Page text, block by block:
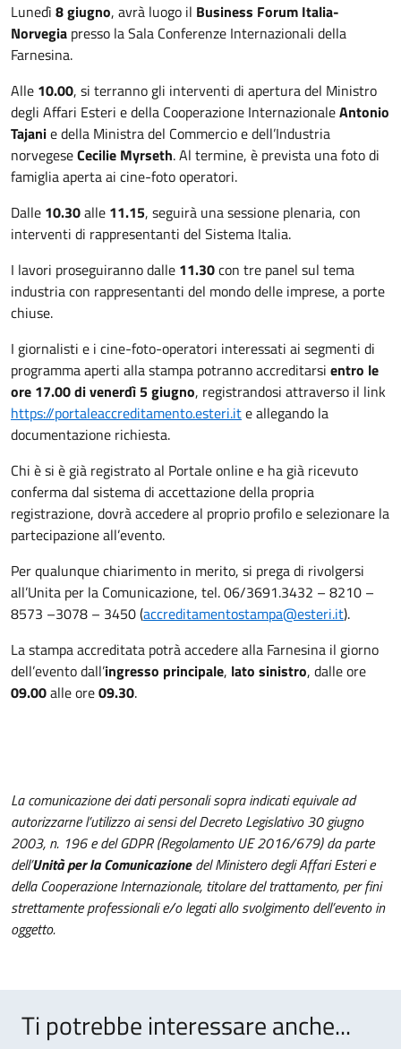
Lunedì 8 giugno, avrà luogo il Business Forum Italia-
Norvegia presso la Sala Conferenze Internazionali della
Farnesina.
Alle 10.00, si terranno gli interventi di apertura del Ministro
degli Affari Esteri e della Cooperazione InternazionaleAntonio
Tajanie della Ministra del Commercio e dell’Industria
norvegeseCecilie Myrseth. Al termine, è prevista una foto di
famiglia aperta ai cine-foto operatori.
Dalle 10.30alle 11.15, seguirà una sessione plenaria, con
interventi di rappresentanti del Sistema Italia.
I lavori proseguiranno dalle 11.30con tre panel sul tema
industria con rappresentanti del mondo delle imprese, a porte
chiuse.
I giornalisti e i cine-foto-operatori interessati ai segmenti di
programma aperti alla stampa potranno accreditarsi entro le
ore 17.00 di venerdì 5 giugno, registrandosi attraverso il link
https://portaleaccreditamento.esteri.ite allegando la
documentazione richiesta.
Chi è si è già registrato al Portale online e ha già ricevuto
conferma dal sistema di accettazione della propria
registrazione, dovrà accedere al proprio profilo e selezionare la
partecipazione all’evento.
Per qualunque chiarimento in merito, si prega di rivolgersi
all’Unita per la Comunicazione, tel. 06/3691.3432 – 8210 –
8573 –3078 – 3450 (accreditamentostampa@esteri.it).
La stampa accreditata potrà accedere alla Farnesina il giorno
dell’evento dall’ingresso principale, lato sinistro, dalle ore
09.00alle ore09.30.
La comunicazione dei dati personali sopra indicati equivale ad
autorizzarne l’utilizzo ai sensi del Decreto Legislativo 30 giugno
2003, n. 196 e del GDPR (Regolamento UE 2016/679) da parte
dell’Unitàper la Comunicazionedel Ministero degli Affari Esteri e
della Cooperazione Internazionale, titolare del trattamento, per fini
strettamente professionali e/o legati allo svolgimento dell’evento in
oggetto.
Ti potrebbe interessare anche...